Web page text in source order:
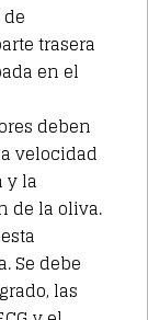
trasera
en el
deben
velocidad
y la
de la oliva.
Se debe
las